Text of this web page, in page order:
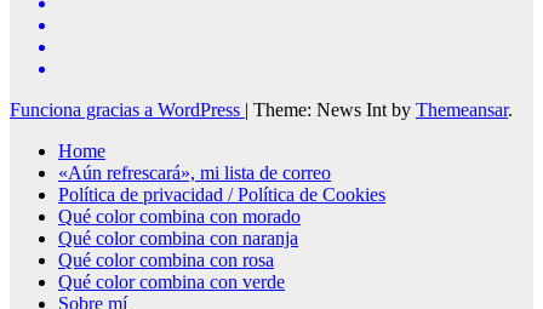
Funciona gracias a WordPress | Theme: News Int by Themeansar.
Home
«Aún refrescará», mi lista de correo
Política de privacidad / Política de Cookies
Qué color combina con morado
Qué color combina con naranja
Qué color combina con rosa
Qué color combina con verde
Sobre mí